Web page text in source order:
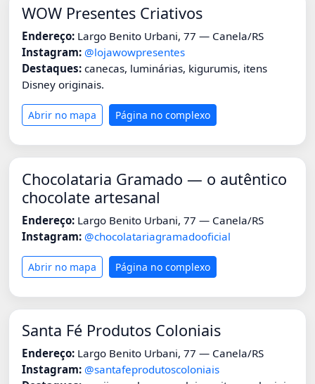
WOW Presentes Criativos
Endereço:Largo Benito Urbani, 77 — Canela/RS
Instagram: @lojawowpresentes
Destaques:canecas, luminárias, kigurumis, itens
Disney originais.
Abrir no mapa Página no complexo
Chocolataria Gramado — o autêntico
chocolate artesanal
Endereço:Largo Benito Urbani, 77 — Canela/RS
Instagram: @chocolatariagramadooficial
Abrir no mapa Página no complexo
Santa Fé Produtos Coloniais
Endereço:Largo Benito Urbani, 77 — Canela/RS
Instagram: @santafeprodutoscoloniais